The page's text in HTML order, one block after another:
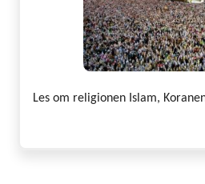
Les om religionen Islam,